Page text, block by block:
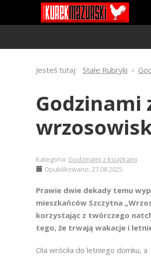
Jesteś tutaj: Stałe Rubryki
Godzinami
Kategoria: Godzinami z książkami
Opublikowano: 27.08.2025
Prawie dwie dekady temu
mieszkańców Szczytna
korzystając z twórczego
tego, że trwają wakacje i
Ola wróciła do letniego domku, a